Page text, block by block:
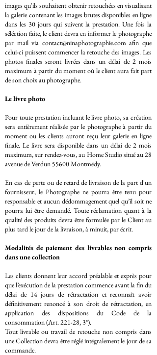
images qu'ils souhaitent obtenir retouchées en visualisant
la galerie contenant les images brutes disponibles en ligne
dans les 30 jours qui suivent la prestation. Une fois la
séléction faite, le client devra en informer le photographe
par mail via contact@ninaphotographie.com afin que
celui-ci puissent commencer la retouche des images. Les
photos finales seront livrées dans un délai de 2 mois
maximum à partir du moment où le client aura fait part
de son choix au photographe.
Le livre photo
Pour toute prestation incluant le livre photo, sa création
sera entièrement réalisée par le photographe à partir du
moment ou les clients auront reçu leur galerie en ligne
finale. Le livre sera disponible dans un délai de 2 mois
maximum, sur rendez-vous, au Home Studio situé au 28
avenue de Verdun 55600 Montmédy.
En cas de perte ou de retard de livraison de la part d'un
fournisseur, le Photographe ne pourra être tenu pour
responsable et aucun dédommagement quel qu’il soit ne
pourra lui être demandé. Toute réclamation quant à la
qualité des produits devra être formulée par le Client au
plus tard le jour de la livraison, à minuit, par écrit.
Modalités de paiement des livrables non compris
dans une collection
Les clients donnent leur accord préalable et exprès pour
que l’exécution de la prestation commence avant la fin du
délai de 14 jours de rétractation et reconnaît avoir
définitivement renoncé à son droit de rétractation, en
application des dispositions du Code de la
consommation (Art. 221-28, 3°).
Tout livrable ou travail de retouche non compris dans
une Collection devra être réglé intégralement le jour de sa
commande.